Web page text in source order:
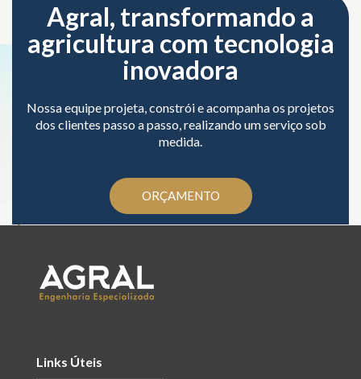
Agral, transformando a
agricultura com tecnologia
inovadora
Nossa equipe projeta, constrói e acompanha os projetos
dos clientes passo a passo, realizando um serviço sob
medida.
ORÇAMENTO
Links Úteis